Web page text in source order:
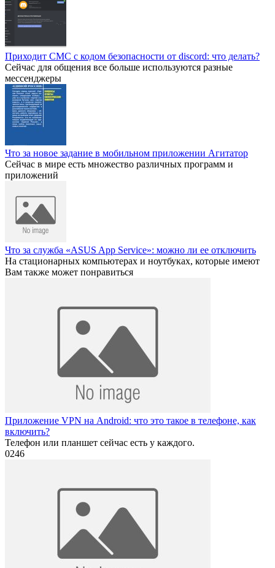
Приходит СМС с кодом безопасности от discord: что делать?
Сейчас для общения все больше используются разные
мессенджеры
Что за новое задание в мобильном приложении Агитатор
Сейчас в мире есть множество различных программ и
приложений
Что за служба «ASUS App Service»: можно ли ее отключить
На стационарных компьютерах и ноутбуках, которые имеют
Вам также может понравиться
Приложение VPN на Android: что это такое в телефоне, как
включить?
Телефон или планшет сейчас есть у каждого.
0246